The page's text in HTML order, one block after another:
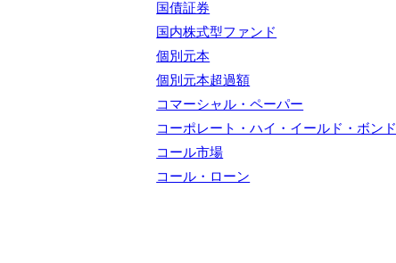
国債証券
国内株式型ファンド
個別元本
個別元本超過額
コマーシャル・ペーパー
コーポレート・ハイ・イールド・ボンド
コール市場
コール・ローン